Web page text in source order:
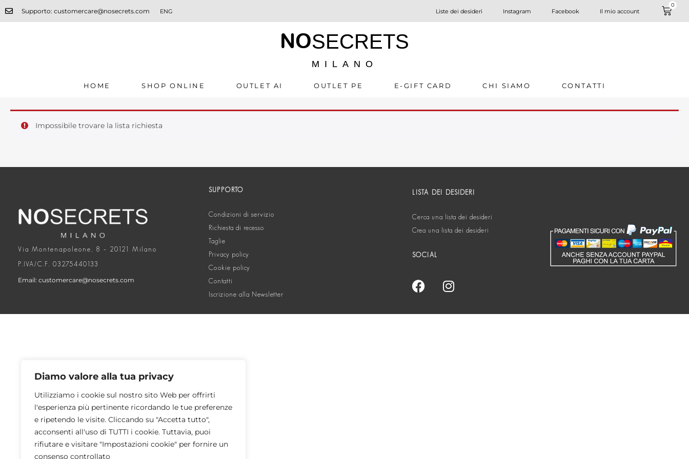
Diamo valore alla tua privacy
Utilizziamo i cookie sul nostro sito Web per offrirti
l'esperienza più pertinente ricordando le tue preferenze
e ripetendo le visite. Cliccando su "Accetta tutto",
acconsenti all'uso di TUTTI i cookie. Tuttavia, puoi
rifiutare e visitare "Impostazioni cookie" per fornire un
consenso controllato
Supporto: customercare@nosecrets.com ENG Liste dei desideri Instagram Facebook Il mio account
0
NOSECRETS
MILANO
HOME SHOP ONLINE OUTLET AI OUTLET PE E-GIFT CARD CHI SIAMO CONTATTI
Impossibile trovare la lista richiesta
Via Montenapoleone, 8 – 20121 Milano
P.IVA/C.F. 03275440133
Email: customercare@nosecrets.com
SUPPORTO
Condizioni di servizio
Richiesta di recesso
Taglie
Privacy policy
Cookie policy
Contatti
Iscrizione alla Newsletter
LISTA DEI DESIDERI
Cerca una lista dei desideri
Crea una lista dei desideri
SOCIAL